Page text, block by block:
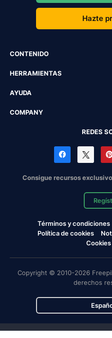
Hazte
CONTENIDO
HERRAMIENTAS
AYUDA
COMPANY
REDES
Consigue recursos
Términos y condiciones
Política de cookies
Copyright © 2010-2026
derechos